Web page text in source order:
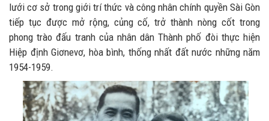
lưới cơ sở trong giới trí thức và công nhân chính quyền Sài Gòn
tiếp tục được mở rộng, củng cố, trở thành nòng cốt trong
phong trào đấu tranh của nhân dân Thành phố đòi thực hiện
Hiệp định Giơnevơ, hòa bình, thống nhất đất nước những năm
1954-1959.